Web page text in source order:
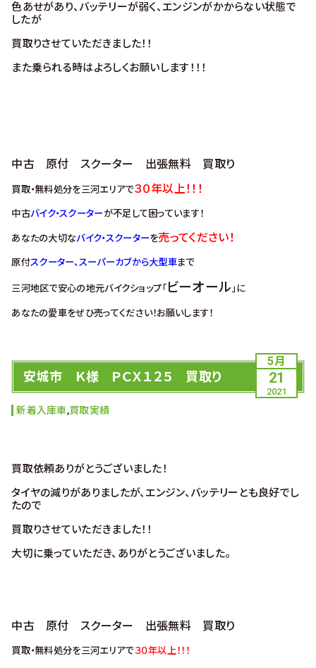
色あせがあり、バッテリーが弱く、エンジンがかからない状態で
したが
買取りさせていただきました！！
また乗られる時はよろしくお願いします！！！
中古 原付 スクーター 出張無料 買取り
買取・無料処分を三河エリアで３０年以上！！！
中古バイク・スクーター が不足して困っています！
あなたの大切なバイク・スクーターを売ってください！
原付スクーター、スーパーカブから大型車まで
三河地区で安心の地元バイクショップ「ビーオール」に
あなたの愛車をぜひ売ってください！お願いします！
5月
21
2021
安城市 Ｋ様 ＰＣＸ１２５ 買取り
新着入庫車,買取実績
買取依頼ありがとうございました！
タイヤの減りがありましたが、エンジン、バッテリーとも良好でし
たので
買取りさせていただきました！！
大切に乗っていただき、ありがとうございました。
中古 原付 スクーター 出張無料 買取り
買取・無料処分を三河エリアで３０年以上！！！